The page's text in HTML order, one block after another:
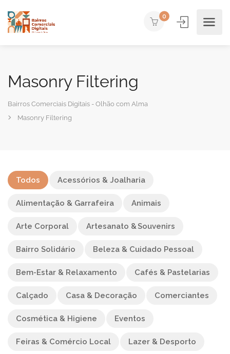
0
Masonry Filtering
Bairros Comerciais Digitais - Olhão com Alma
Masonry Filtering
Todos Acessórios & Joalharia
Alimentação & Garrafeira Animais
Arte Corporal Artesanato & Souvenirs
Bairro Solidário Beleza & Cuidado Pessoal
Bem-Estar & Relaxamento Cafés & Pastelarias
Calçado Casa & Decoração Comerciantes
Cosmética & Higiene Eventos
Feiras & Comércio Local Lazer & Desporto